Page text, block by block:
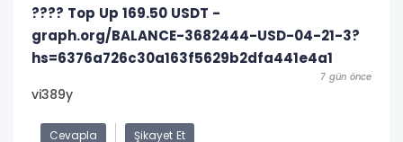
????️ Top Up 169.50 USDT -
graph.org/BALANCE-3682444-USD-04-21-3?
hs=6376a726c30a163f5629b2dfa441e4a1
7 gün önce
vi389y
Cevapla Şikayet Et